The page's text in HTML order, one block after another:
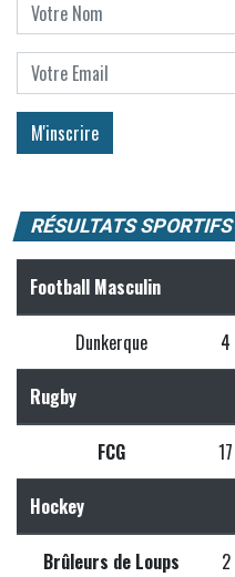
RÉSULTATS SPORTIFS
Football Masculin
Dunkerque 4
Rugby
FCG 17
Hockey
Brûleurs de Loups 2